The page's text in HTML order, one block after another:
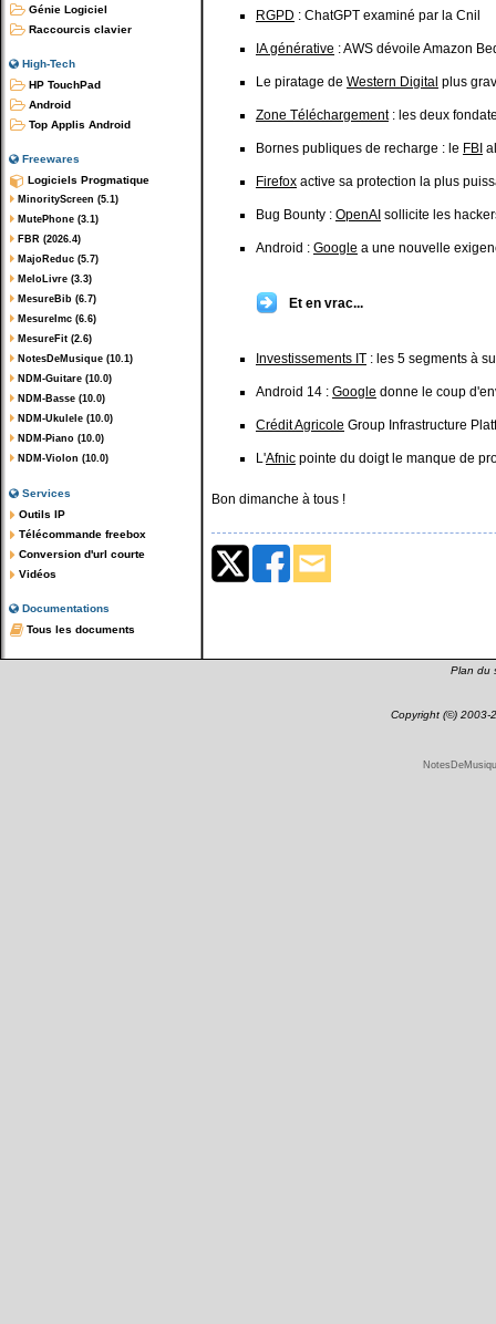
Génie Logiciel
Raccourcis clavier
High-Tech
HP TouchPad
Android
Top Applis Android
Freewares
Logiciels Progmatique
MinorityScreen (5.1)
MutePhone (3.1)
FBR (2026.4)
MajoReduc (5.7)
MeloLivre (3.3)
MesureBib (6.7)
MesureImc (6.6)
MesureFit (2.6)
NotesDeMusique (10.1)
NDM-Guitare (10.0)
NDM-Basse (10.0)
NDM-Ukulele (10.0)
NDM-Piano (10.0)
NDM-Violon (10.0)
Services
Outils IP
Télécommande freebox
Conversion d'url courte
Vidéos
Documentations
Tous les documents
RGPD : ChatGPT examiné par la Cnil
IA générative : AWS dévoile Amazon
Le piratage de Western Digital plus
Zone Téléchargement: les deux
Bornes publiques de recharge : le FBI
Firefox active sa protection la plus
Bug Bounty : OpenAI sollicite les
Android : Google a une nouvelle
Et en vrac...
Investissements IT : les 5 segments à
Android 14 : Google donne le coup
Crédit Agricole Group Infrastructure
L'Afnic pointe du doigt le manque de
Bon dimanche à tous !
Plan du
Copyright (©) 2003-